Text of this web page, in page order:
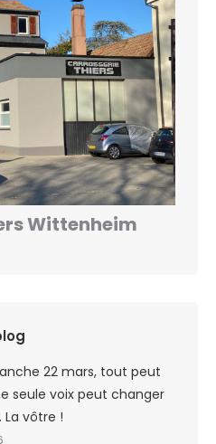
Wittenheim
22 mars, tout peut
seule voix peut changer
vôtre !